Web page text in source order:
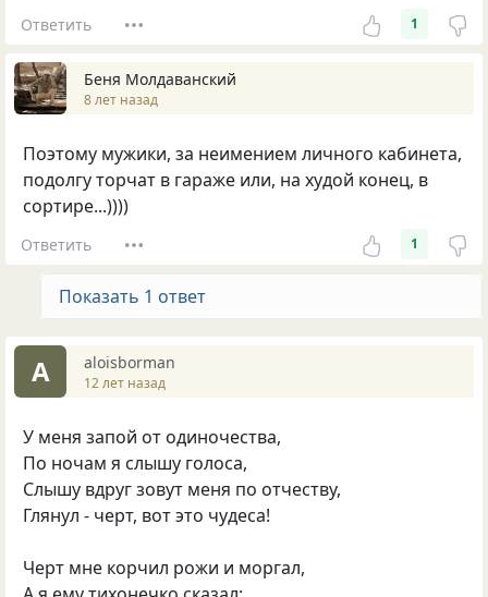
Ответить 1
Беня Молдаванский
8 лет назад
Поэтому мужики, за неимением личного кабинета,
подолгу торчат в гараже или, на худой конец, в
сортире...))))
Ответить 1
Показать 1 ответ
A aloisborman
12 лет назад
У меня запой от одиночества,
По ночам я слышу голоса,
Слышу вдруг зовут меня по отчеству,
Глянул - черт, вот это чудеса!
Черт мне корчил рожи и моргал,